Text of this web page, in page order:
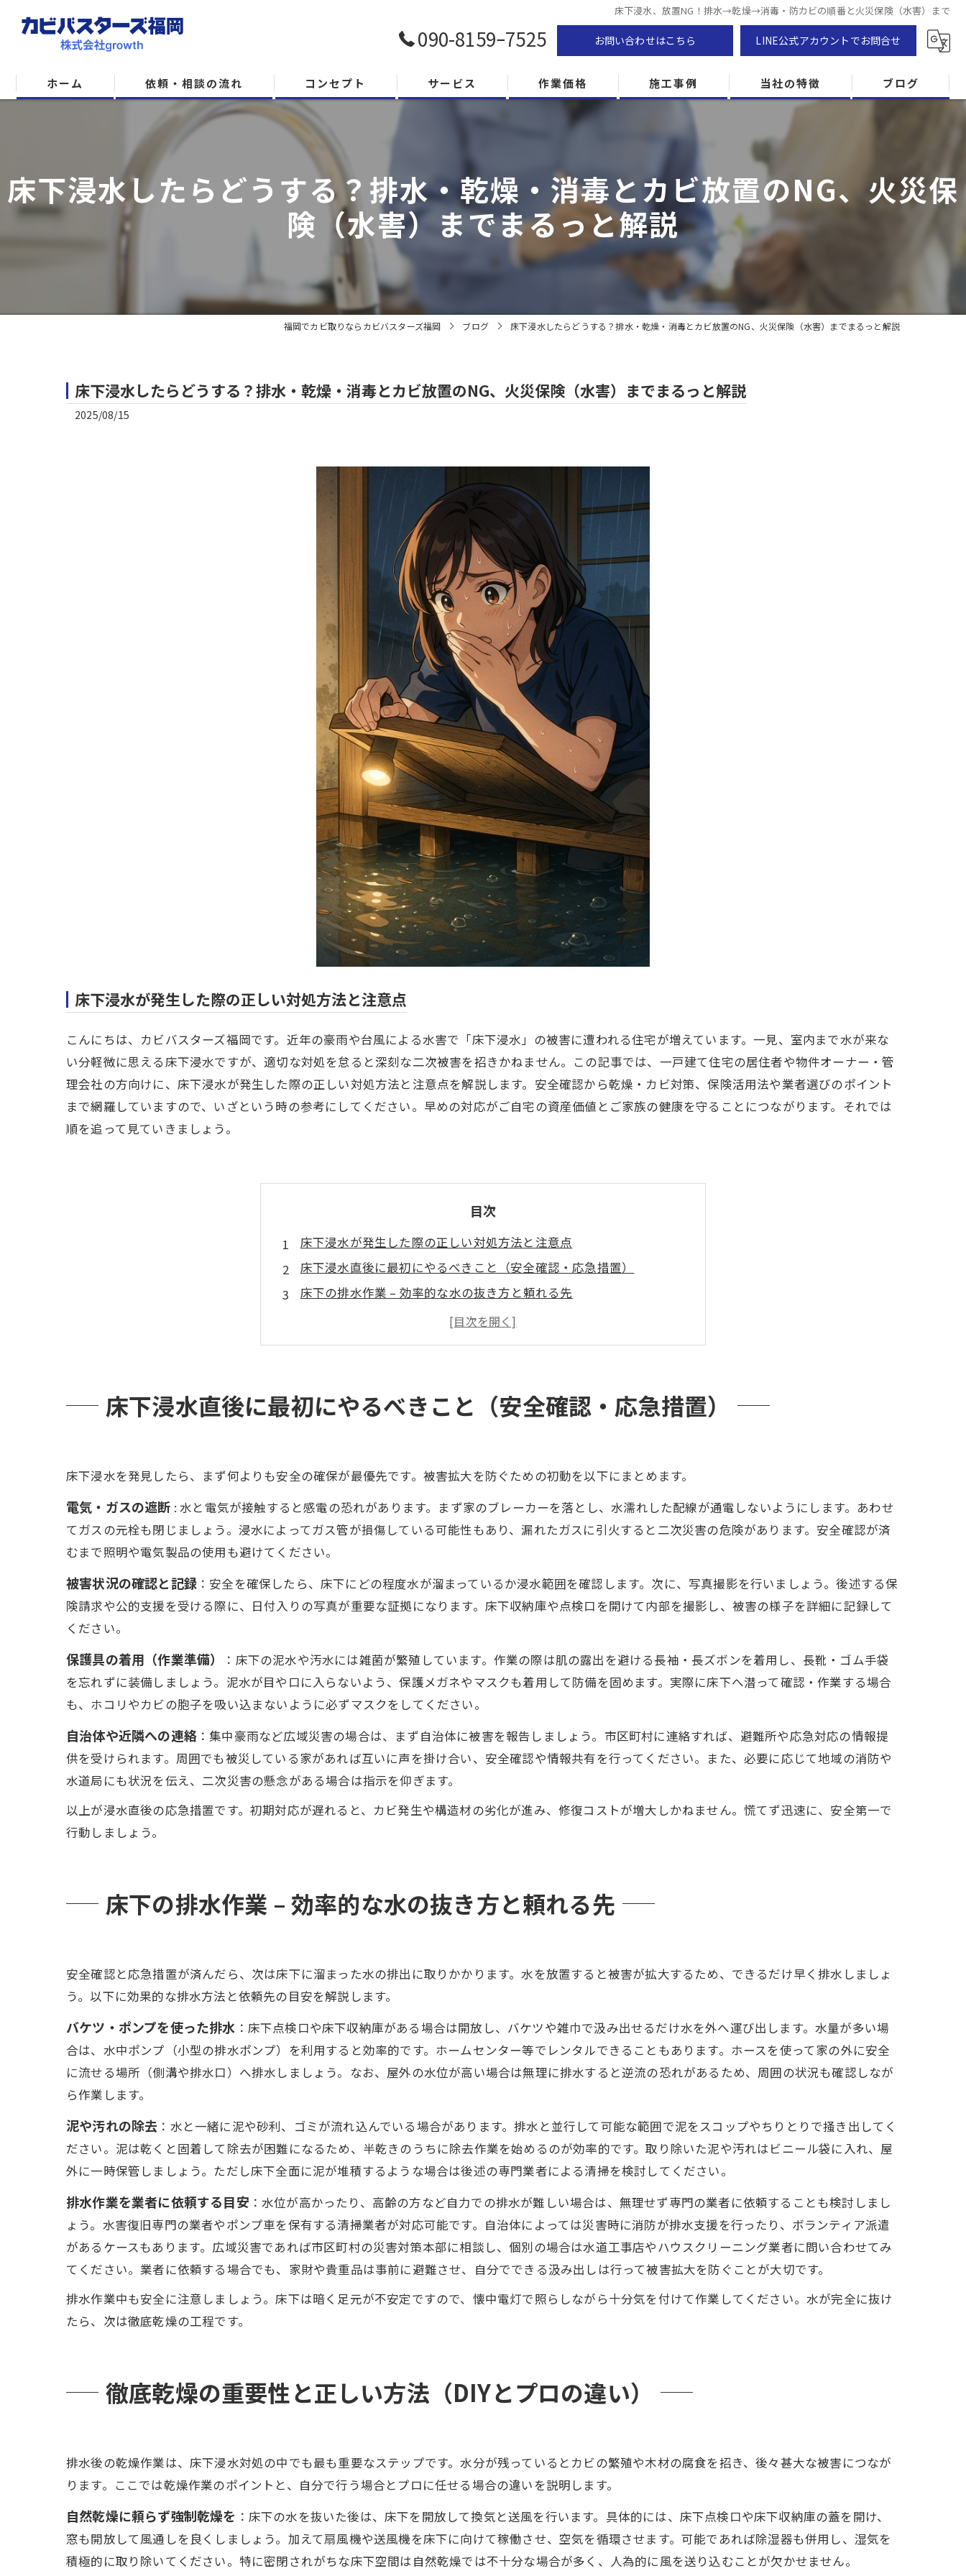
床下浸水、放置NG！排水→乾燥→消毒・防カビの順番と火災保険（水害）まで
090-8159ｰ7525 お問い合わせはこちら LINE公式アカウントでお問合せ
ホーム 依頼・相談の流れ コンセプト サービス 作業価格 施工事例 当社の特徴
防カビ
カビ専門
ZEH住宅
カビ検査
ブログ
床下浸水したらどうする？排水・乾燥・消毒とカビ放置のNG、火災保
険（水害）までまるっと解説
福岡でカビ取りならカビバスターズ福岡 ブログ 床下浸水したらどうする？排水・乾燥・消毒とカビ放置のNG、火災保険（水害）までまるっと解説
床下浸水したらどうする？排水・乾燥・消毒とカビ放置のNG、火災保険（水害）までまるっと解説
2025/08/15
床下浸水が発生した際の正しい対処方法と注意点
こんにちは、カビバスターズ福岡です。近年の豪雨や台風による水害で「床下浸水」の被害に遭われる住宅が増えています。一見、室内まで水が来な
い分軽微に思える床下浸水ですが、適切な対処を怠ると深刻な二次被害を招きかねません。この記事では、一戸建て住宅の居住者や物件オーナー・管
理会社の方向けに、床下浸水が発生した際の正しい対処方法と注意点を解説します。安全確認から乾燥・カビ対策、保険活用法や業者選びのポイント
まで網羅していますので、いざという時の参考にしてください。早めの対応がご自宅の資産価値とご家族の健康を守ることにつながります。それでは
順を追って見ていきましょう。
目次
床下浸水が発生した際の正しい対処方法と注意点
床下浸水直後に最初にやるべきこと（安全確認・応急措置）
床下の排水作業 – 効率的な水の抜き方と頼れる先
徹底乾燥の重要性と正しい方法（DIYとプロの違い）
カビ・害虫・感染症のリスクとその予防策（消毒・除菌・防カビ）
火災保険・公的支援制度の確認ポイントと活用法
カビ除去業者選びで後悔しないためのチェックリスト
よくある質問と無料相談のご案内
床下浸水直後に最初にやるべきこと（安全確認・応急措置）
床下浸水を発見したら、まず何よりも安全の確保が最優先です。被害拡大を防ぐための初動を以下にまとめます。
電気・ガスの遮断 : 水と電気が接触すると感電の恐れがあります。まず家のブレーカーを落とし、水濡れした配線が通電しないようにします。あわせ
てガスの元栓も閉じましょう。浸水によってガス管が損傷している可能性もあり、漏れたガスに引火すると二次災害の危険があります。安全確認が済
むまで照明や電気製品の使用も避けてください。
被害状況の確認と記録 ：安全を確保したら、床下にどの程度水が溜まっているか浸水範囲を確認します。次に、写真撮影を行いましょう。後述する保
険請求や公的支援を受ける際に、日付入りの写真が重要な証拠になります。床下収納庫や点検口を開けて内部を撮影し、被害の様子を詳細に記録して
ください。
保護具の着用（作業準備）
：床下の泥水や汚水には雑菌が繁殖しています。作業の際は肌の露出を避ける長袖・長ズボンを着用し、長靴・ゴム手袋
を忘れずに装備しましょう。泥水が目や口に入らないよう、保護メガネやマスクも着用して防備を固めます。実際に床下へ潜って確認・作業する場合
も、ホコリやカビの胞子を吸い込まないように必ずマスクをしてください。
自治体や近隣への連絡 ：集中豪雨など広域災害の場合は、まず自治体に被害を報告しましょう。市区町村に連絡すれば、避難所や応急対応の情報提
供を受けられます。周囲でも被災している家があれば互いに声を掛け合い、安全確認や情報共有を行ってください。また、必要に応じて地域の消防や
水道局にも状況を伝え、二次災害の懸念がある場合は指示を仰ぎます。
以上が浸水直後の応急措置です。初期対応が遅れると、カビ発生や構造材の劣化が進み、修復コストが増大しかねません。慌てず迅速に、安全第一で
行動しましょう。
床下の排水作業 – 効率的な水の抜き方と頼れる先
安全確認と応急措置が済んだら、次は床下に溜まった水の排出に取りかかります。水を放置すると被害が拡大するため、できるだけ早く排水しましょ
う。以下に効果的な排水方法と依頼先の目安を解説します。
バケツ・ポンプを使った排水 ：床下点検口や床下収納庫がある場合は開放し、バケツや雑巾で汲み出せるだけ水を外へ運び出します。水量が多い場
合は、水中ポンプ（小型の排水ポンプ）を利用すると効率的です。ホームセンター等でレンタルできることもあります。ホースを使って家の外に安全
に流せる場所（側溝や排水口）へ排水しましょう。なお、屋外の水位が高い場合は無理に排水すると逆流の恐れがあるため、周囲の状況も確認しなが
ら作業します。
泥や汚れの除去 ：水と一緒に泥や砂利、ゴミが流れ込んでいる場合があります。排水と並行して可能な範囲で泥をスコップやちりとりで掻き出してく
ださい。泥は乾くと固着して除去が困難になるため、半乾きのうちに除去作業を始めるのが効率的です。取り除いた泥や汚れはビニール袋に入れ、屋
外に一時保管しましょう。ただし床下全面に泥が堆積するような場合は後述の専門業者による清掃を検討してください。
排水作業を業者に依頼する目安 ：水位が高かったり、高齢の方など自力での排水が難しい場合は、無理せず専門の業者に依頼することも検討しまし
ょう。水害復旧専門の業者やポンプ車を保有する清掃業者が対応可能です。自治体によっては災害時に消防が排水支援を行ったり、ボランティア派遣
があるケースもあります。広域災害であれば市区町村の災害対策本部に相談し、個別の場合は水道工事店やハウスクリーニング業者に問い合わせてみ
てください。業者に依頼する場合でも、家財や貴重品は事前に避難させ、自分でできる汲み出しは行って被害拡大を防ぐことが大切です。
排水作業中も安全に注意しましょう。床下は暗く足元が不安定ですので、懐中電灯で照らしながら十分気を付けて作業してください。水が完全に抜け
たら、次は徹底乾燥の工程です。
徹底乾燥の重要性と正しい方法（DIYとプロの違い）
排水後の乾燥作業は、床下浸水対処の中でも最も重要なステップです。水分が残っているとカビの繁殖や木材の腐食を招き、後々甚大な被害につなが
ります。ここでは乾燥作業のポイントと、自分で行う場合とプロに任せる場合の違いを説明します。
自然乾燥に頼らず強制乾燥を ：床下の水を抜いた後は、床下を開放して換気と送風を行います。具体的には、床下点検口や床下収納庫の蓋を開け、
窓も開放して風通しを良くしましょう。加えて扇風機や送風機を床下に向けて稼働させ、空気を循環させます。可能であれば除湿器も併用し、湿気を
積極的に取り除いてください。特に密閉されがちな床下空間は自然乾燥では不十分な場合が多く、人為的に風を送り込むことが欠かせません。